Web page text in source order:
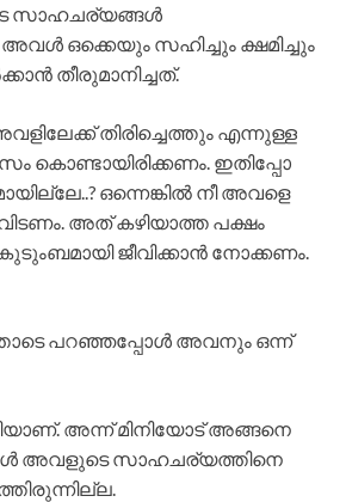
സാഹചര്യങ്ങൾ
അവൾ ഒക്കെയും സഹിച്ചും ക്ഷമിച്ചും
തീരുമാനിച്ചത്.
തിരിച്ചെത്തും എന്നുള്ള
കൊണ്ടായിരിക്കണം. ഇതിപ്പോ
ഒന്നെങ്കിൽ നീ അവളെ
അത് കഴിയാത്ത പക്ഷം
ജീവിക്കാൻ നോക്കണം.
പറഞ്ഞപ്പോൾ അവനും ഒന്ന്
അന്ന് മിനിയോട് അങ്ങനെ
അവളുടെ സാഹചര്യത്തിനെ